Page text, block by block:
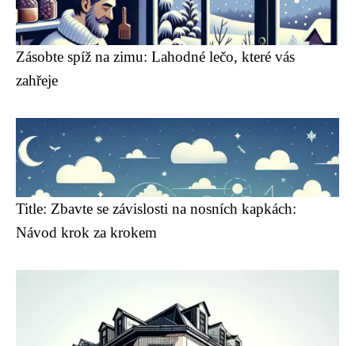
Zásobte spíž na zimu: Lahodné lečo, které vás
zahřeje
Title: Zbavte se závislosti na nosních kapkách:
Návod krok za krokem